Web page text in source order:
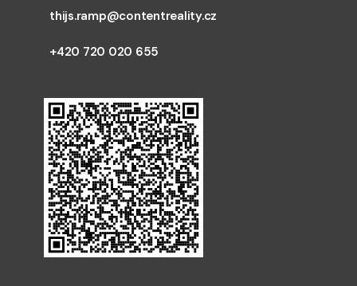
thijs.ramp@contentreality.cz
+420 720 020 655